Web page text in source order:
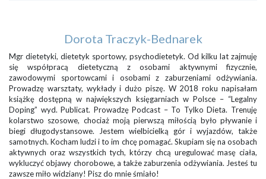
Dorota Traczyk-Bednarek
Mgr dietetyki, dietetyk sportowy, psychodietetyk. Od kilku lat zajmuję
się współpracą dietetyczną z osobami aktywnymi fizycznie,
zawodowymi sportowcami i osobami z zaburzeniami odżywiania.
Prowadzę warsztaty, wykłady i dużo piszę. W 2018 roku napisałam
książkę dostępną w największych księgarniach w Polsce – “Legalny
Doping” wyd. Publicat. Prowadzę Podcast – To Tylko Dieta. Trenuję
kolarstwo szosowe, chociaż moją pierwszą miłością było pływanie i
biegi długodystansowe. Jestem wielbicielką gór i wyjazdów, także
samotnych. Kocham ludzi i to im chcę pomagać. Skupiam się na osobach
aktywnych oraz wszystkich tych, którzy chcą uregulować masę ciała,
wykluczyć objawy chorobowe, a także zaburzenia odżywiania. Jesteś tu
zawsze miło widziany! Pisz do mnie śmiało!